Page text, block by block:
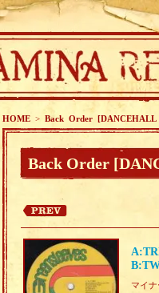
HOME > Back Order [DANCEHALL
Back Order
マイナ